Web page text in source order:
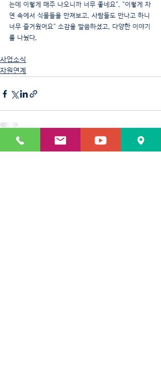
는데 이렇게 매주 나오니까 너무 좋네요", "이렇게 자
연 속에서 식물들을 만져보고, 사람들도 만나고 하니
너무 즐거웠어요" 소감을 말씀하셨고, 다양한 이야기
를 나눴다.
사업소식
자원연계
최근 게시물 전체 보기